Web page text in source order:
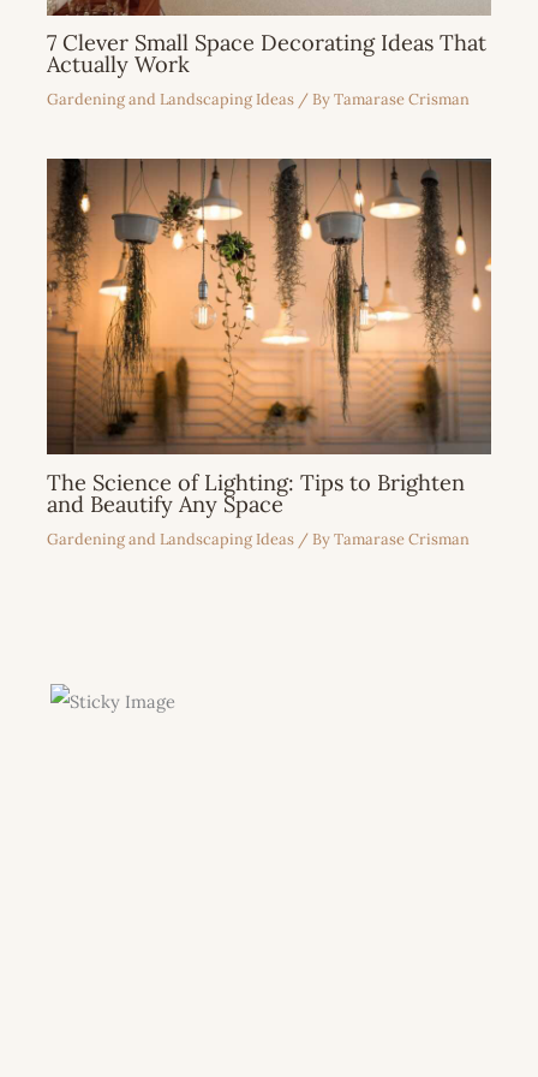
7 Clever Small Space Decorating Ideas That
Actually Work
Gardening and Landscaping Ideas / ByTamarase Crisman
The Science of Lighting: Tips to Brighten
and Beautify Any Space
Gardening and Landscaping Ideas / ByTamarase Crisman